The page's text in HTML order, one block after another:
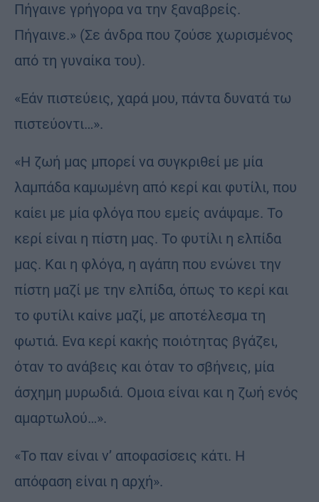
Πήγαινε γρήγορα να την ξαναβρείς.
Πήγαινε.» (Σε άνδρα που ζούσε χωρισμένος
από τη γυναίκα του).
«Εάν πιστεύεις, χαρά μου, πάντα δυνατά τω
πιστεύοντι…».
«Η ζωή μας μπορεί να συγκριθεί με μία
λαμπάδα καμωμένη από κερί και φυτίλι, που
καίει με μία φλόγα που εμείς ανάψαμε. Το
κερί είναι η πίστη μας. Το φυτίλι η ελπίδα
μας. Και η φλόγα, η αγάπη που ενώνει την
πίστη μαζί με την ελπίδα, όπως το κερί και
το φυτίλι καίνε μαζί, με αποτέλεσμα τη
φωτιά. Ενα κερί κακής ποιότητας βγάζει,
όταν το ανάβεις και όταν το σβήνεις, μία
άσχημη μυρωδιά. Ομοια είναι και η ζωή ενός
αμαρτωλού…».
«Το παν είναι ν’ αποφασίσεις κάτι. Η
απόφαση είναι η αρχή».